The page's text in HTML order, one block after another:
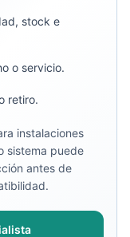
stock e
o servicio.
retiro.
instalaciones
sistema puede
antes de